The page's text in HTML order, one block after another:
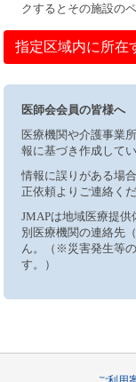
クするとその施設の
指定区域内に所在
医師会会員の皆様へ
医療機関や介護事業
報に基づき作成してい
情報に誤りがある場
正依頼よりご連絡くだ
JMAPは地域医療提
別医療機関の連絡先
ん。（※災害発生等
す。）